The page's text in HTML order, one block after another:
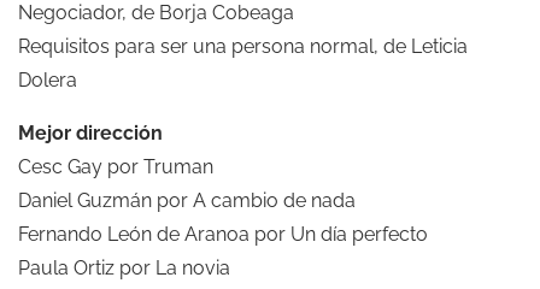
Negociador, de Borja Cobeaga
Requisitos para ser una persona normal, de Leticia
Dolera
Mejor dirección
Cesc Gay por Truman
Daniel Guzmán por A cambio de nada
Fernando León de Aranoa por Un día perfecto
Paula Ortiz por La novia